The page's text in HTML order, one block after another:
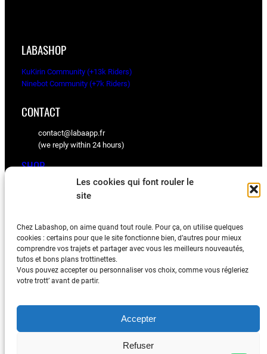
Les cookies qui font rouler le
site
Chez Labashop, on aime quand tout roule. Pour ça, on utilise quelques
cookies : certains pour que le site fonctionne bien, d’autres pour mieux
comprendre vos trajets et partager avec vous les meilleurs nouveautés,
tutos et bons plans trottinettes.
Vous pouvez accepter ou personnaliser vos choix, comme vous régleriez
votre trott’ avant de partir.
Accepter
Refuser
LABASHOP
KuKirin Community (+13k Riders)
Ninebot Community (+7k Riders)
CONTACT
contact@labaapp.fr
(we reply within 24 hours)
SHOP
KuKirin spare parts
BLOG
Tips, videos, and community feedback
Termes & Conditions
LabashopAll rights reserved.